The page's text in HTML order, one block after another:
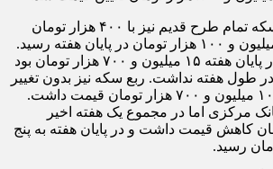
بذرافشان ادامه داد: سکه تمام طرح قدیم نیز با ۴٠٠ هزار تومان
کاهش هفتگی به ٢۶ میلیون و ١٠٠ هزار تومان در پایان هفته رسید.
نیم سکه بدون تغییر در پایان هفته ١۵ میلیون و ٧٠٠ هزار تومان بود
طول هفته نداشت. ربع سکه نیز بدون تغییر
نسبت به ابتدای هفته ١٠ میلیون و ٧٠٠ هزار تومان قیمت داشت.
مرکزی اما در مجموع یک هفته اخیر
هزار تومان کاهش قیمت داشت و در پایان هفته به پنج